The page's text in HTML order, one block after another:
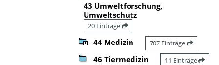
43 Umweltforschung,
Umweltschutz
20 Einträge
44 Medizin 707 Einträge
46 Tiermedizin 11 Einträge